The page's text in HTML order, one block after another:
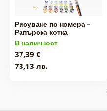
Рисуване по номера –
Рапърска котка
В наличност
37,39 €
73,13 лв.